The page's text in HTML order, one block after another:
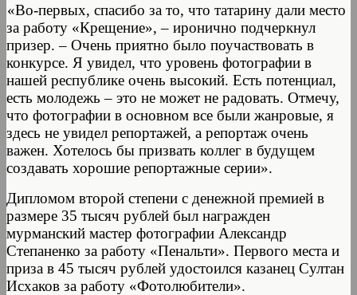
«Во-первых, спасибо за то, что татарину дали место
за работу «Крещение», – иронично подчеркнул
призер. – Очень приятно было поучаствовать в
конкурсе. Я увидел, что уровень фотографии в
нашей республике очень высокий. Есть потенциал,
есть молодежь – это не может не радовать. Отмечу,
что фотографии в основном все были жанровые, я
здесь не увидел репортажей, а репортаж очень
важен. Хотелось бы призвать коллег в будущем
создавать хорошие репортажные серии».
Дипломом второй степени с денежной премией в
размере 35 тысяч рублей был награжден
мурманский мастер фотографии Александр
Степаненко за работу «Пенальти». Первого места и
приза в 45 тысяч рублей удостоился казанец Султан
Исхаков за работу «Фотолюбители».